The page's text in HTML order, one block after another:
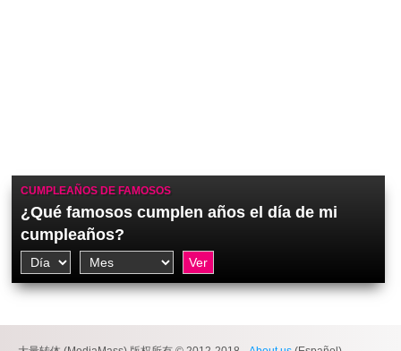
CUMPLEAÑOS DE FAMOSOS
¿Qué famosos cumplen años el día de mi
cumpleaños?